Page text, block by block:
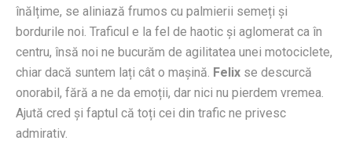
înălțime, se aliniază frumos cu palmierii semeți și
bordurile noi. Traficul e la fel de haotic și aglomerat ca în
centru, însă noi ne bucurăm de agilitatea unei motociclete,
chiar dacă suntem lați cât o mașină. Felix se descurcă
onorabil, fără a ne da emoții, dar nici nu pierdem vremea.
Ajută cred și faptul că toți cei din trafic ne privesc
admirativ.